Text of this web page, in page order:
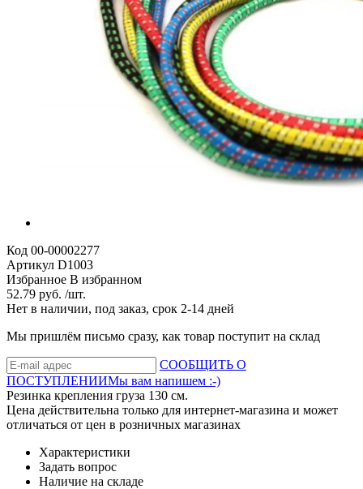
Код 00-00002277
Артикул D1003
Избранное В избранном
52.79 руб. /шт.
Нет в наличии, под заказ, срок 2-14 дней
Мы пришлём письмо сразу, как товар поступит на склад
СООБЩИТЬ О
ПОСТУПЛЕНИИМы вам напишем :-)
Резинка крепления груза 130 см.
Цена действительна только для интернет-магазина и может
отличаться от цен в розничных магазинах
Характеристики
Задать вопрос
Наличие на складе